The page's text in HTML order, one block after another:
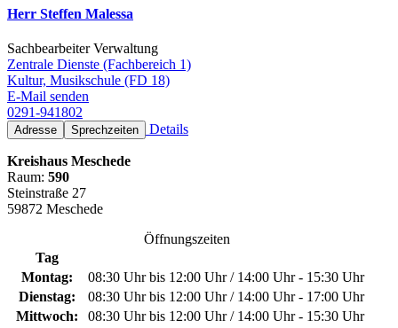
Herr Steffen Malessa
Sachbearbeiter Verwaltung
Zentrale Dienste (Fachbereich 1)
Kultur, Musikschule (FD 18)
E-Mail senden
0291-941802
Adresse Sprechzeiten Details
Kreishaus Meschede
Raum: 590
Steinstraße 27
59872 Meschede
Öffnungszeiten
Tag
Montag:
08:30 Uhr bis 12:00 Uhr / 14:00 Uhr - 15:30 Uhr
Dienstag:
08:30 Uhr bis 12:00 Uhr / 14:00 Uhr - 17:00 Uhr
Mittwoch:
08:30 Uhr bis 12:00 Uhr / 14:00 Uhr - 15:30 Uhr